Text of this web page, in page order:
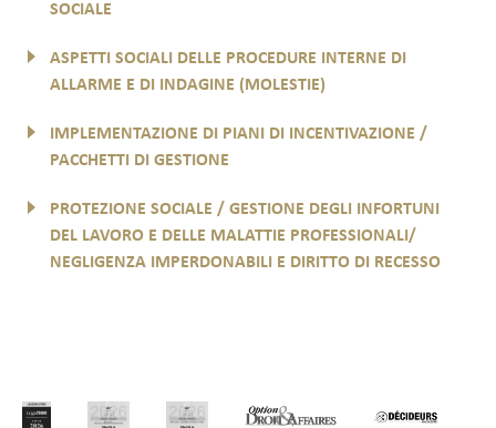
SOCIALE
ASPETTI SOCIALI DELLE PROCEDURE INTERNE DI
ALLARME E DI INDAGINE (MOLESTIE)
IMPLEMENTAZIONE DI PIANI DI INCENTIVAZIONE /
PACCHETTI DI GESTIONE
PROTEZIONE SOCIALE / GESTIONE DEGLI INFORTUNI
DEL LAVORO E DELLE MALATTIE PROFESSIONALI/
NEGLIGENZA IMPERDONABILI E DIRITTO DI RECESSO